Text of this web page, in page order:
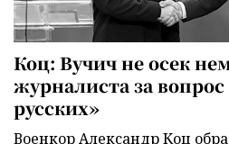
Коц: Вучич не осек
журналиста за
русских»
Военкор Александр Коц